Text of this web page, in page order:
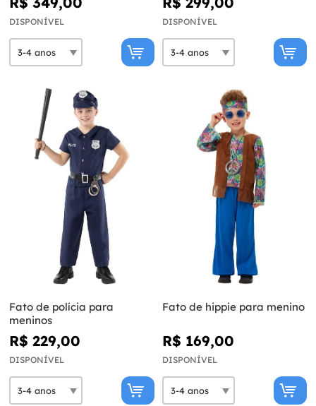
DISPONÍVEL DISPONÍVEL
Fato de polícia para
meninos
R$ 229,00
DISPONÍVEL
Fato de hippie para menino
R$ 169,00
DISPONÍVEL